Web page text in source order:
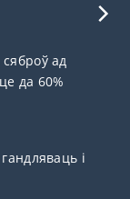
ад
да 60%
і